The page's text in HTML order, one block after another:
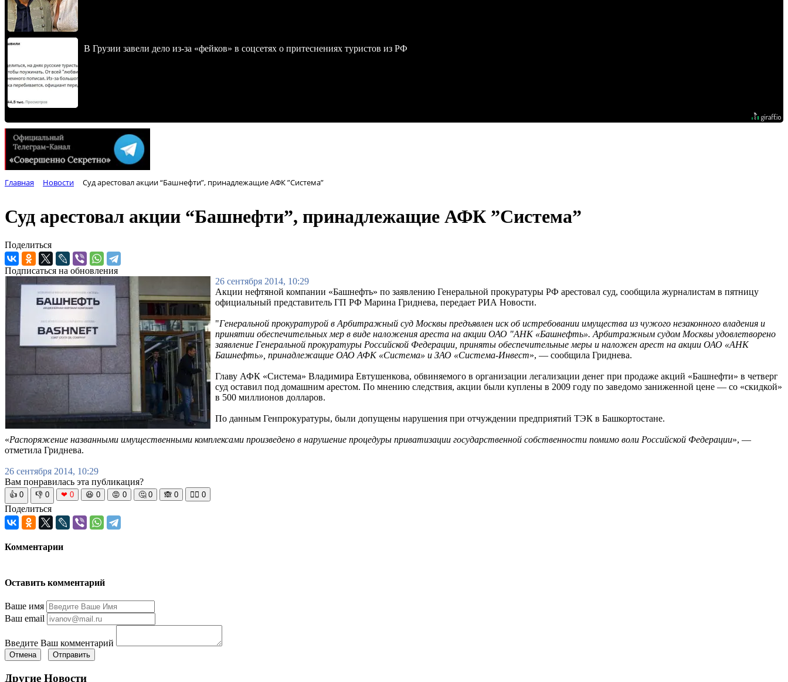
В Грузии завели дело из-за «фейков» в соцсетях о притеснениях туристов из РФ
Главная Новости Суд арестовал акции “Башнефти”, принадлежащие АФК ”Система”
Суд арестовал акции “Башнефти”, принадлежащие АФК ”Система”
Поделиться
Подписаться на обновления
26 сентября 2014, 10:29
Акции нефтяной компании «Башнефть» по заявлению Генеральной прокуратуры РФ арестовал суд, сообщила журналистам в пятницу
официальный представитель ГП РФ Марина Гриднева, передает РИА Новости.
"Генеральной прокуратурой в Арбитражный суд Москвы предъявлен иск об истребовании имущества из чужого незаконного владения и
принятии обеспечительных мер в виде наложения ареста на акции ОАО "АНК «Башнефть». Арбитражным судом Москвы удовлетворено
заявление Генеральной прокуратуры Российской Федерации, приняты обеспечительные меры и наложен арест на акции ОАО «АНК
Башнефть», принадлежащие ОАО АФК «Система» и ЗАО «Система-Инвест», — сообщила Гриднева.
Главу АФК «Система» Владимира Евтушенкова, обвиняемого в организации легализации денег при продаже акций «Башнефти» в четверг
суд оставил под домашним арестом. По мнению следствия, акции были куплены в 2009 году по заведомо заниженной цене — со «скидкой»
в 500 миллионов долларов.
По данным Генпрокуратуры, были допущены нарушения при отчуждении предприятий ТЭК в Башкортостане.
«Распоряжение названными имущественными комплексами произведено в нарушение процедуры приватизации государственной собственности помимо воли Российской Федерации», —
отметила Гриднева.
26 сентября 2014, 10:29
Вам понравилась эта публикация?
👍 0 👎 0 ❤ 0 😆 0 😡 0 🤔 0 🙈 0 🧘‍♀️ 0
Поделиться
Комментарии
Оставить комментарий
Ваше имя
Ваш email
Введите Ваш комментарий
Отмена Отправить
Другие Новости